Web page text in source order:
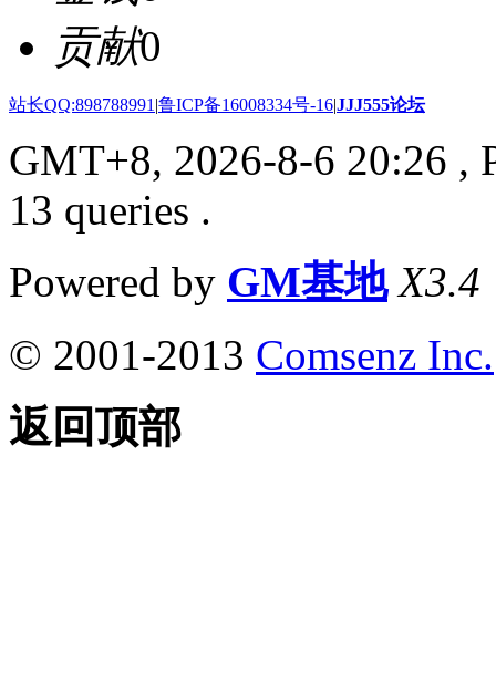
贡献0
站长QQ:898788991 |鲁ICP备16008334号-16|JJJ555论坛
GMT+8, 2026-8-6 20:26 ,
13 queries .
Powered by GM基地 X3.4
© 2001-2013 Comsenz Inc.
返回顶部